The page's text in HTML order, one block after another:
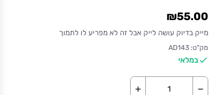
₪55.00
מייק בדיוק עושה לייק אבל זה לא מפריע לו לתמוך
מק"ט: AD143
במלאי
−
+